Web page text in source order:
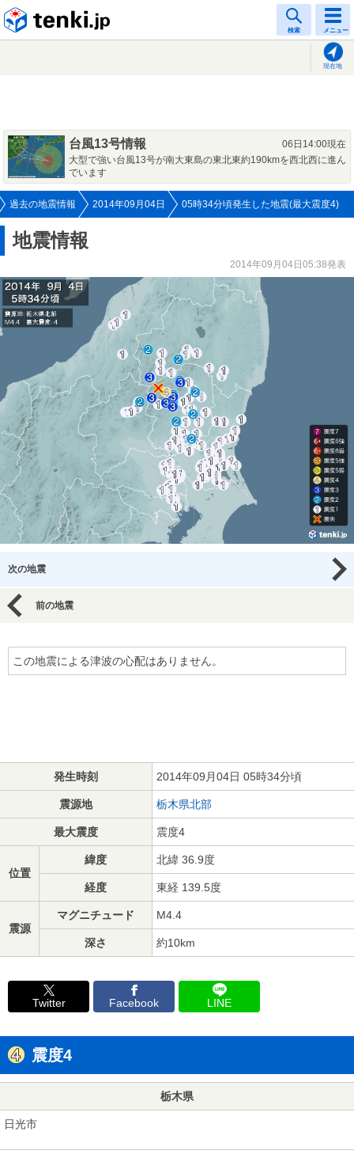
検索 メニュー
現在地
台風13号情報
06日14:00現在
大型で強い台風13号が南大東島の東北東約190kmを西北西に進ん
でいます
過去の地震情報 2014年09月04日 05時34分頃発生した地震(最大震度4)
地震情報
2014年09月04日05:38発表
次の地震
前の地震
この地震による津波の心配はありません。
発生時刻 2014年09月04日 05時34分頃
震源地 栃木県北部
最大震度 震度4
位置
緯度 北緯 36.9度
経度 東経 139.5度
震源
マグニチュード M4.4
深さ 約10km
Twitter Facebook LINE
震度4
栃木県
日光市